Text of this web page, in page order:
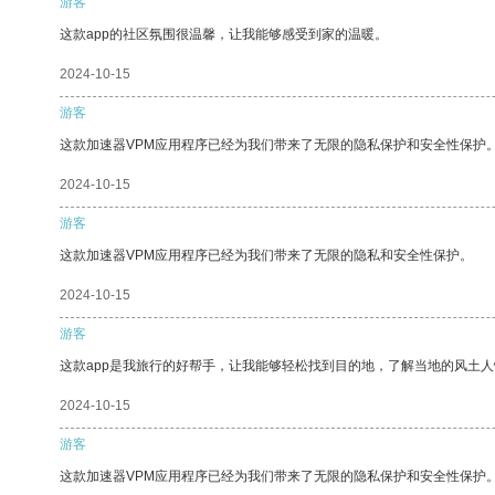
这款app的社区氛围很温馨，让我能够感受到家的温暖。
2024-10-15
游客
这款加速器VPM应用程序已经为我们带来了无限的隐私保护和安全性保护。
2024-10-15
游客
这款加速器VPM应用程序已经为我们带来了无限的隐私和安全性保护。
2024-10-15
游客
这款app是我旅行的好帮手，让我能够轻松找到目的地，了解当地的风土人
2024-10-15
游客
这款加速器VPM应用程序已经为我们带来了无限的隐私保护和安全性保护。